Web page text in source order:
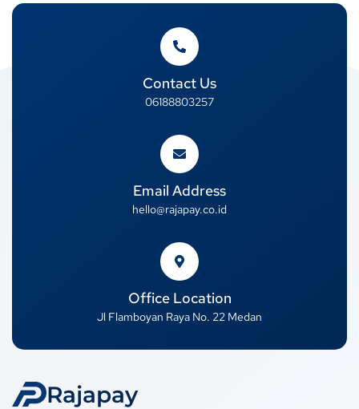
Contact Us
06188803257
Email Address
hello@rajapay.co.id
Office Location
Jl Flamboyan Raya No. 22 Medan
Rajapay